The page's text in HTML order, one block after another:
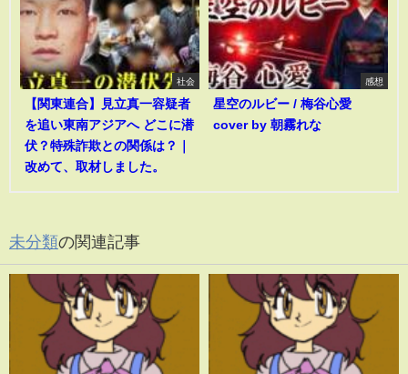
社会
【関東連合】見立真一容疑者
を追い東南アジアへ どこに潜
伏？特殊詐欺との関係は？｜
改めて、取材しました。
感想
星空のルビー / 梅谷心愛
cover by 朝霧れな
未分類の関連記事